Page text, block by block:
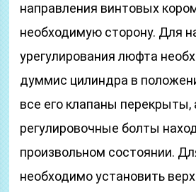
направления винтовых
необходимую сторону. Для
урегулирования люфта
думмис цилиндра в
все его клапаны перекрыты,
регулировочные болты
произвольном состоянии.
необходимо установить